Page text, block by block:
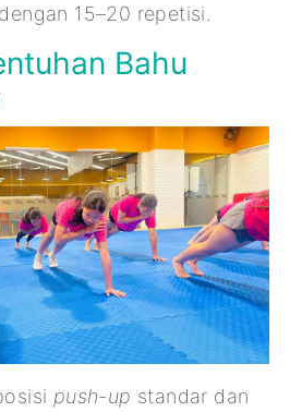
15–20 repetisi.
Bahu
push-up standar dan